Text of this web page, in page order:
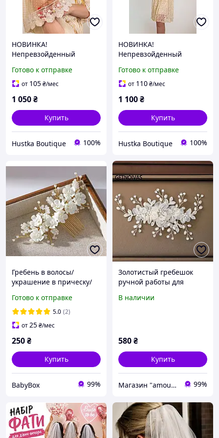
НОВИНКА!
Непревзойденный
голову из фатина в
горошек с кружевом и
невесты и храма
Готово к отправке
от 105₴/мес
1 050₴
Купить
Hustka Boutique 100%
НОВИНКА!
Непревзойденный
палантин на голову с
кружевом и гребнем |
храма
Готово к отправке
от 110₴/мес
1 100₴
Купить
Hustka Boutique 100%
Гребень в волосы/
украшение в прическу/
волосы/ гребень для
невесты в прическу
Готово к отправке
5.0 (2)
от25₴/мес
250₴
Купить
BabyBox 99%
Золотистый гребешок
ручной работы для
В наличии
580₴
Купить
Магазин "amourshop.net" (Амуршоп) 99%